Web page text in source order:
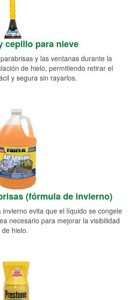
cepillo para nieve
y las ventanas durante la
de hielo, permitiendo retirar el
y segura sin rayarlos.
(fórmula de invierno)
evita que el líquido se congele
necesario para mejorar la visibilidad
hielo.